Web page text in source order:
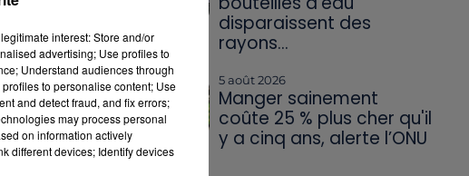
disparaissent des
rayons...
5 août 2026
Manger sainement
coûte 25 % plus cher qu'il
y a cinq ans, alerte l’ONU
interest: Store and/or
advertising; Use profiles to
Understand audiences through
to personalise content; Use
and detect fraud, and fix errors;
may process personal
on information actively
different devices; Identify devices